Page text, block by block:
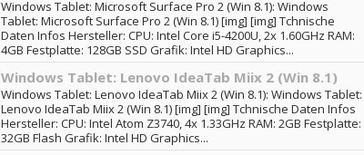
Windows Tablet: Microsoft Surface Pro 2 (Win 8.1): Windows
Tablet: Microsoft Surface Pro 2 (Win 8.1) [img] [img] Tchnische
Daten Infos Hersteller: CPU: Intel Core i5-4200U, 2x 1.60GHz RAM:
4GB Festplatte: 128GB SSD Grafik: Intel HD Graphics...
Windows Tablet: Lenovo IdeaTab Miix 2 (Win 8.1)
Windows Tablet: Lenovo IdeaTab Miix 2 (Win 8.1): Windows Tablet:
Lenovo IdeaTab Miix 2 (Win 8.1) [img] [img] Tchnische Daten Infos
Hersteller: CPU: Intel Atom Z3740, 4x 1.33GHz RAM: 2GB Festplatte:
32GB Flash Grafik: Intel HD Graphics...